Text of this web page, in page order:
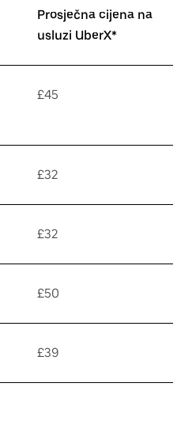
Prosječna cijena na
usluzi UberX*
£45
£32
£32
£50
£39